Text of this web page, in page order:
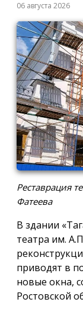
06 августа 2026
Реставрация
Фатеева
В здании
театра им.
приводят в
новые окна,
Ростовской